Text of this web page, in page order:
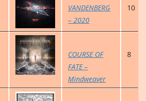
VANDENBERG
– 2020
10
COURSE OF
FATE –
Mindweaver
8